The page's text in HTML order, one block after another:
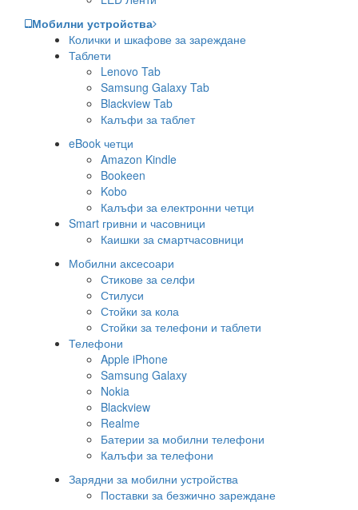
Мобилни устройства
Колички и шкафове за зареждане
Таблети
Lenovo Tab
Samsung Galaxy Tab
Blackview Tab
Калъфи за таблет
eBook четци
Amazon Kindle
Bookeen
Kobo
Калъфи за електронни четци
Smart гривни и часовници
Каишки за смартчасовници
Мобилни аксесоари
Стикове за селфи
Стилуси
Стойки за кола
Стойки за телефони и таблети
Телефони
Apple iPhone
Samsung Galaxy
Nokia
Blackview
Realme
Батерии за мобилни телефони
Калъфи за телефони
Зарядни за мобилни устройства
Поставки за безжично зареждане